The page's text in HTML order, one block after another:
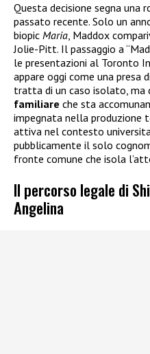
Questa decisione segna
passato recente. Solo un
biopic Maria, Maddox
Jolie-Pitt. Il passaggio a
le presentazioni al Toronto
appare oggi come una presa
tratta di un caso isolato, ma
familiare che sta
impegnata nella produzione
attiva nel contesto
pubblicamente il solo
fronte comune che isola
Il percorso legale di
Angelina